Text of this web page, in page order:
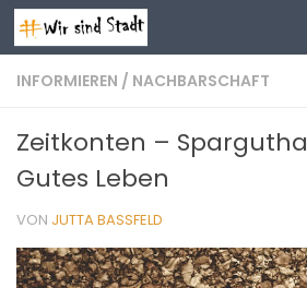
Zum Inhalt springen
INFORMIEREN / NACHBARSCHAFT
Zeitkonten –
Gutes Leben
VON JUTTA BASSFELD